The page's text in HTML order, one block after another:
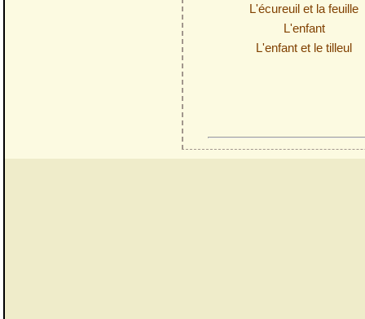
L'écureuil et la feuille
L'enfant
L'enfant et le tilleul